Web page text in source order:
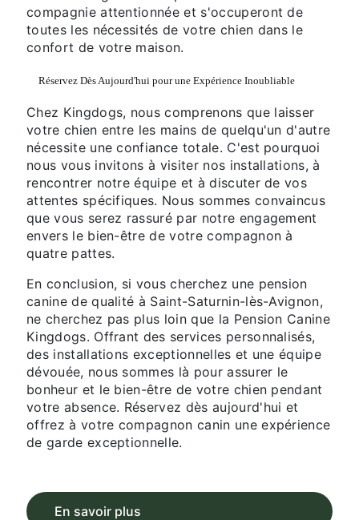
compagnie attentionnée et s'occuperont de
toutes les nécessités de votre chien dans le
confort de votre maison.
Réservez Dès Aujourd'hui pour une Expérience Inoubliable
Chez Kingdogs, nous comprenons que laisser
votre chien entre les mains de quelqu'un d'autre
nécessite une confiance totale. C'est pourquoi
nous vous invitons à visiter nos installations, à
rencontrer notre équipe et à discuter de vos
attentes spécifiques. Nous sommes convaincus
que vous serez rassuré par notre engagement
envers le bien-être de votre compagnon à
quatre pattes.
En conclusion, si vous cherchez une pension
canine de qualité à Saint-Saturnin-lès-Avignon,
ne cherchez pas plus loin que la Pension Canine
Kingdogs. Offrant des services personnalisés,
des installations exceptionnelles et une équipe
dévouée, nous sommes là pour assurer le
bonheur et le bien-être de votre chien pendant
votre absence. Réservez dès aujourd'hui et
offrez à votre compagnon canin une expérience
de garde exceptionnelle.
En savoir plus